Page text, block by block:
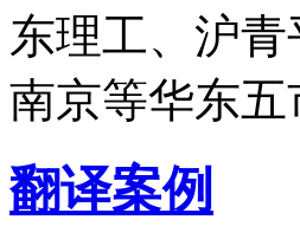
东理工、沪
南京等华东五
翻译案例